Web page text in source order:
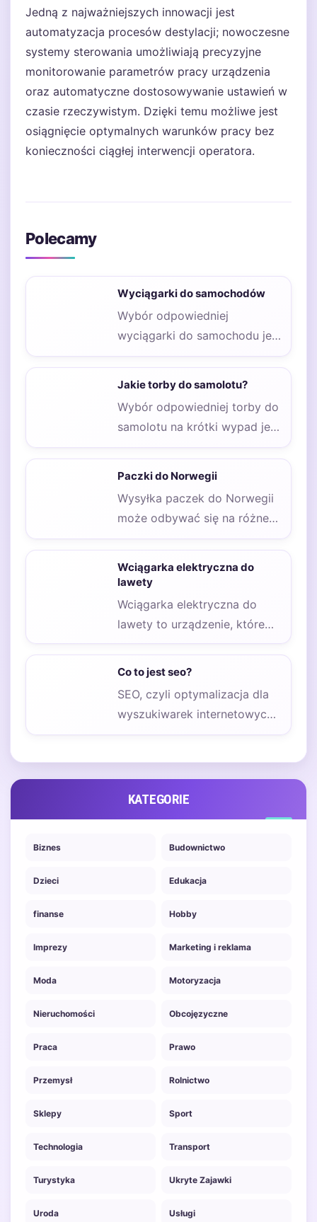
Jedną z najważniejszych innowacji jest
automatyzacja procesów destylacji; nowoczesne
systemy sterowania umożliwiają precyzyjne
monitorowanie parametrów pracy urządzenia
oraz automatyczne dostosowywanie ustawień w
czasie rzeczywistym. Dzięki temu możliwe jest
osiągnięcie optymalnych warunków pracy bez
konieczności ciągłej interwencji operatora.
Polecamy
Wyciągarki do samochodów
Wybór odpowiedniej
wyciągarki do samochodu jest
kluczowy dla zapewnienia
efektywności w trudnych
warunkach…
Jakie torby do samolotu?
Wybór odpowiedniej torby do
samolotu na krótki wypad jest
kluczowy, aby zapewnić sobie
Paczki do Norwegii
Wysyłka paczek do Norwegii
może odbywać się na różne
sposoby, a wybór
Wciągarka elektryczna do
lawety
Wciągarka elektryczna do
lawety to urządzenie, które
zyskuje coraz większą
Co to jest seo?
SEO, czyli optymalizacja dla
wyszukiwarek internetowych,
to proces, który ma na celu
KATEGORIE
Biznes Budownictwo
Dzieci Edukacja
finanse Hobby
Imprezy Marketing i reklama
Moda Motoryzacja
Nieruchomości Obcojęzyczne
Praca Prawo
Przemysł Rolnictwo
Sklepy Sport
Technologia Transport
Turystyka Ukryte Zajawki
Uroda Usługi